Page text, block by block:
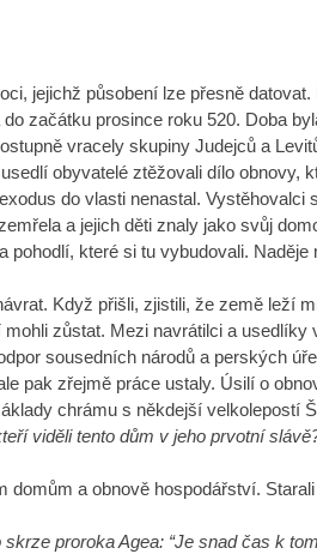
jejichž působení lze přesně
začátku prosince roku 520. Doba
vracely skupiny Judejců a
obyvatelé ztěžovali dílo obnovy,
do vlasti nenastal. Vystěhovalci
a jejich děti znaly jako svůj
pohodlí, které si tu vybudovali.
Když přišli, zjistili, že země leží
zůstat. Mezi navrátilci a
sousedních národů a perských
pak zřejmě práce ustaly. Úsilí o
chrámu s někdejší velkolepostí
viděli tento dům v jeho prvotní
domům a obnově hospodářství.
proroka Agea: “Je snad čas k